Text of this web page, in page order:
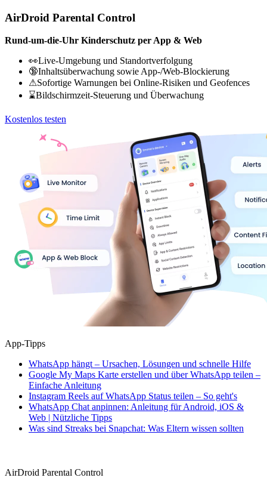
AirDroid Parental Control
Rund-um-die-Uhr Kinderschutz per App & Web
👀Live-Umgebung und Standortverfolgung
🔞Inhaltsüberwachung sowie App-/Web-Blockierung
⚠Sofortige Warnungen bei Online-Risiken und Geofences
⌛Bildschirmzeit-Steuerung und Überwachung
Kostenlos testen
App-Tipps
WhatsApp hängt – Ursachen, Lösungen und schnelle Hilfe
Google My Maps Karte erstellen und über WhatsApp teilen –
Einfache Anleitung
Instagram Reels auf WhatsApp Status teilen – So geht's
WhatsApp Chat anpinnen: Anleitung für Android, iOS &
Web | Nützliche Tipps
Was sind Streaks bei Snapchat: Was Eltern wissen sollten
AirDroid Parental Control